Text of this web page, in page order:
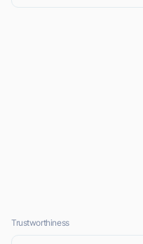
Trustworthiness